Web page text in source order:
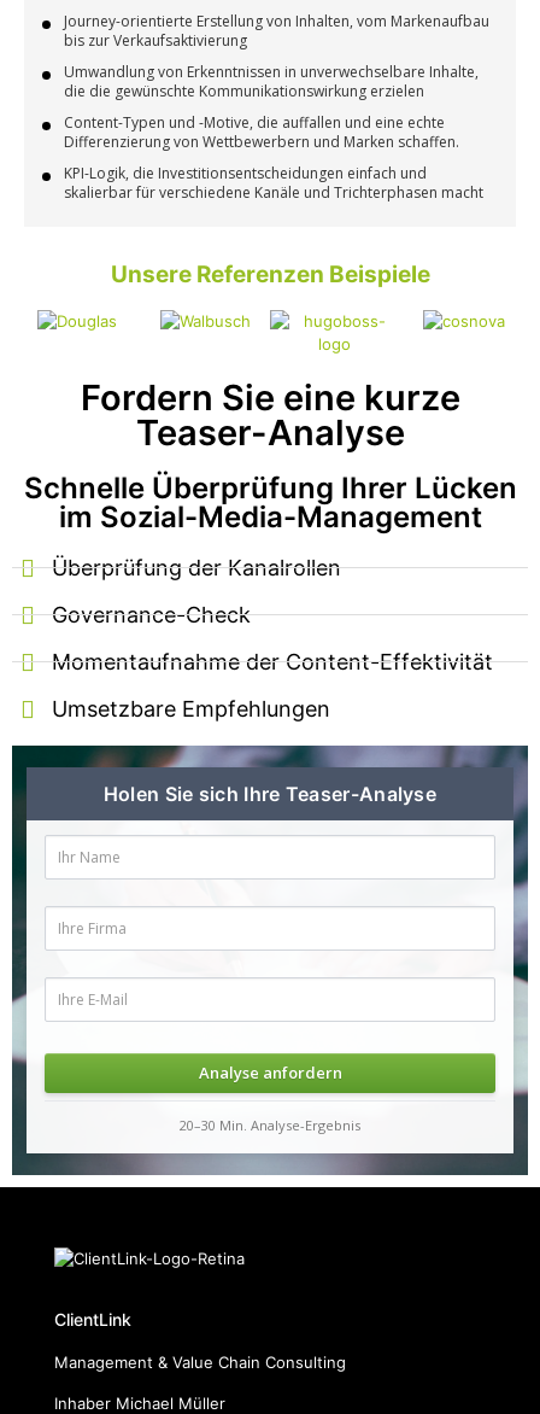
Journey-orientierte Erstellung von Inhalten, vom Markenaufbau
bis zur Verkaufsaktivierung
Umwandlung von Erkenntnissen in unverwechselbare Inhalte,
die die gewünschte Kommunikationswirkung erzielen
Content-Typen und -Motive, die auffallen und eine echte
Differenzierung von Wettbewerbern und Marken schaffen.
KPI-Logik, die Investitionsentscheidungen einfach und
skalierbar für verschiedene Kanäle und Trichterphasen macht
Unsere Referenzen Beispiele​
Fordern Sie eine kurze
Teaser-Analyse​
Schnelle Überprüfung Ihrer Lücken
im Sozial-Media-Management​
Überprüfung der Kanalrollen​
Governance-Check​
Momentaufnahme der Content-Effektivität​
Umsetzbare Empfehlungen​
Holen Sie sich Ihre Teaser-Analyse​
20–30 Min. Analyse-Ergebnis
ClientLink
Management & Value Chain Consulting
Inhaber Michael Müller